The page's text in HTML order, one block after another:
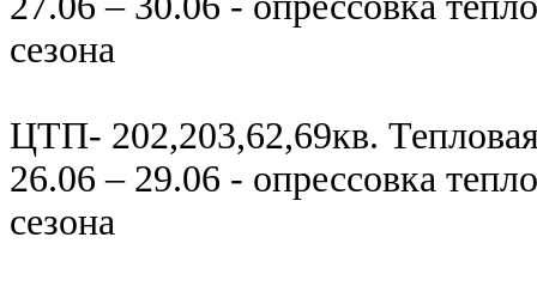
сезона
ЦТП- 202,203,62,69кв.
26.06 – 29.06 - опрессовка
сезона